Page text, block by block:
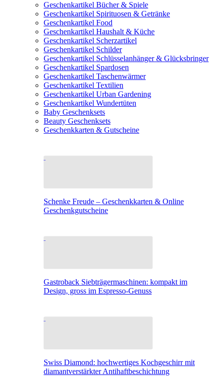
Geschenkartikel Bücher & Spiele
Geschenkartikel Spirituosen & Getränke
Geschenkartikel Food
Geschenkartikel Haushalt & Küche
Geschenkartikel Scherzartikel
Geschenkartikel Schilder
Geschenkartikel Schlüsselanhänger & Glücksbringer
Geschenkartikel Spardosen
Geschenkartikel Taschenwärmer
Geschenkartikel Textilien
Geschenkartikel Urban Gardening
Geschenkartikel Wundertüten
Baby Geschenksets
Beauty Geschenksets
Geschenkkarten & Gutscheine
Schenke Freude – Geschenkkarten & Online
Geschenkgutscheine
Gastroback Siebträgermaschinen: kompakt im
Design, gross im Espresso-Genuss
Swiss Diamond: hochwertiges Kochgeschirr mit
diamantverstärkter Antihaftbeschichtung